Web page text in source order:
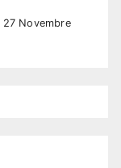
27 Novembre